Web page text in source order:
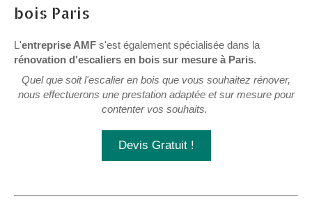
bois Paris
L'entreprise AMF s'est également spécialisée dans la
rénovation d'escaliers en bois sur mesure à Paris.
Quel que soit l'escalier en bois que vous souhaitez rénover,
nous effectuerons une prestation adaptée et sur mesure pour
contenter vos souhaits.
Devis Gratuit !